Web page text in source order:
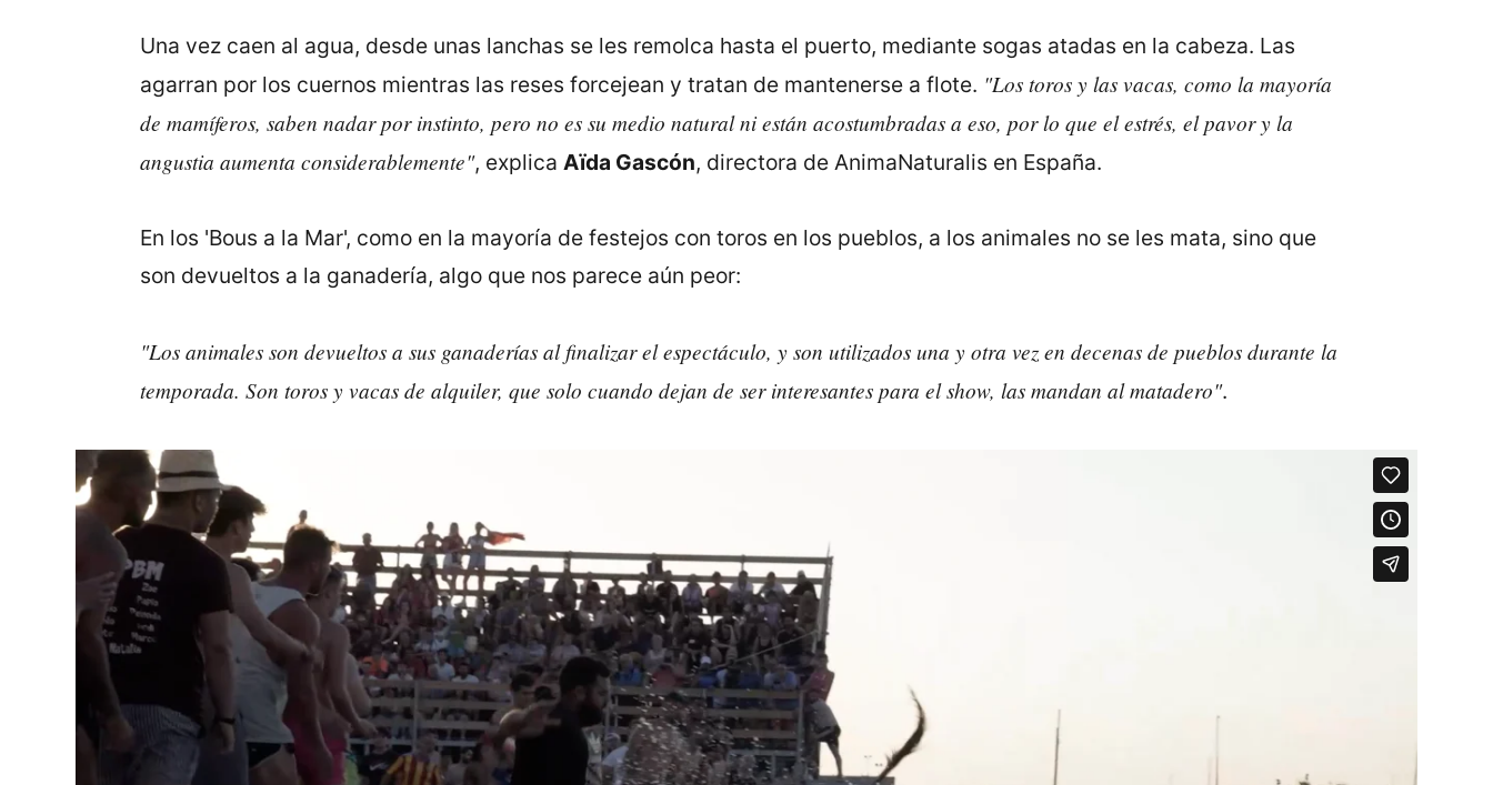
Una vez caen al agua, desde unas lanchas se les remolca hasta el puerto, mediante sogas atadas en la cabeza. Las
agarran por los cuernos mientras las reses forcejean y tratan de mantenerse a flote. "Los toros y las vacas, como la mayoría
de mamíferos, saben nadar por instinto, pero no es su medio natural ni están acostumbradas a eso, por lo que el estrés, el pavor y la
angustia aumenta considerablemente", explica Aïda Gascón, directora de AnimaNaturalis en España.
En los 'Bous a la Mar', como en la mayoría de festejos con toros en los pueblos, a los animales no se les mata, sino que
son devueltos a la ganadería, algo que nos parece aún peor:
"Los animales son devueltos a sus ganaderías al finalizar el espectáculo, y son utilizados una y otra vez en decenas de pueblos durante la
temporada. Son toros y vacas de alquiler, que solo cuando dejan de ser interesantes para el show, las mandan al matadero".